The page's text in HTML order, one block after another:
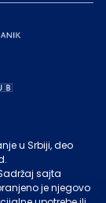
u Srbiji, deo
sajta
je njegovo